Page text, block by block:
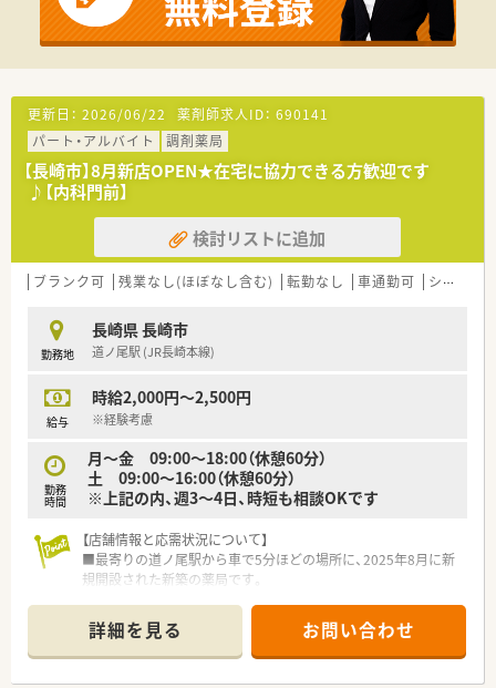
更新日： 2026/06/22 薬剤師求人ID： 690141
パート・アルバイト
調剤薬局
【長崎市】8月新店OPEN★在宅に協力できる方歓迎です
♪【内科門前】
検討リストに追加
ブランク可 残業なし(ほぼなし含む) 転勤なし 車通勤可 シフト制
勤務地
長崎県 長崎市
道ノ尾駅 (JR長崎本線)
給与
時給2,000円～2,500円
※経験考慮
勤務
時間
月～金 09:00～18:00（休憩60分）
土 09:00～16:00（休憩60分）
※上記の内、週3～4日、時短も相談OKです
【店舗情報と応需状況について】
■最寄りの道ノ尾駅から車で5分ほどの場所に、2025年8月に新
規開設された新築の薬局です。
を応需する予定となっています。
■開局当初の処方箋は1日20枚程度を見込み、薬剤師常勤2名、事
務員常勤1名体制でスタートします。
詳細を見る お問い合わせ